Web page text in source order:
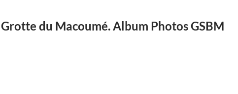
du Macoumé. Album Photos GSBM